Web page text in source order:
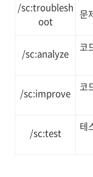
/sc:troublesh
oot
문
/sc:analyze
코
/sc:improve
코
/sc:test
테